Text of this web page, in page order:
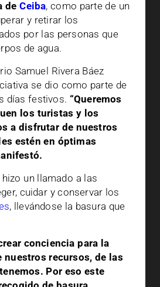
deCeiba, como parte de un
y retirar los
por las personas que
de agua.
Samuel Rivera Báez
se dio como parte de
días festivos. “Queremos
los turistas y los
a disfrutar de nuestros
estén en óptimas
hizo un llamado a las
cuidar y conservar los
, llevándose la basura que
conciencia para la
nuestros recursos, de las
Por eso este